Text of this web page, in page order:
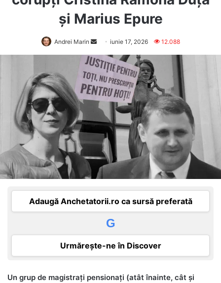
și Marius Epure
Andrei Marin
Send
an
email
iunie 17, 2026 12.088
Adaugă Anchetatorii.ro ca sursă preferată
G
Urmărește-ne în Discover
Un grup de magistrați pensionați (atât înainte, cât și